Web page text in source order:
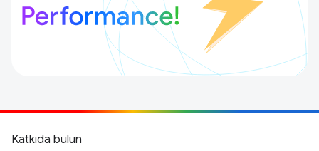
Katkıda bulun